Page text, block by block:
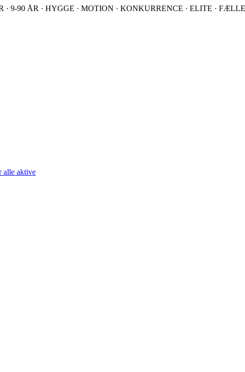
9-90 ÅR · HYGGE · MOTION · KONKURRENCE · ELITE ·
alle aktive